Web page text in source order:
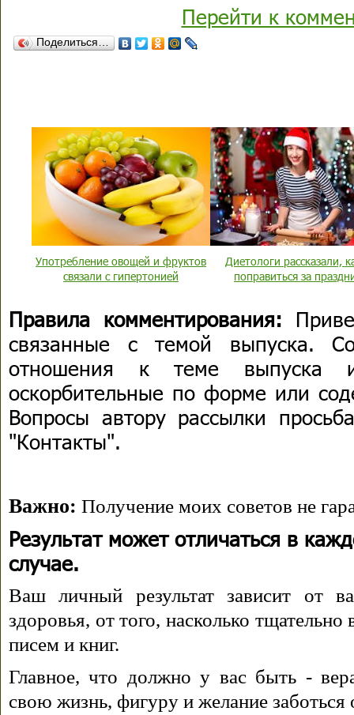
Перейти к
Поделиться…
Употребление овощей и фруктов
связали с гипертонией
Диетологи рассказали,
поправиться за
Правила комментирования:
связанные с темой выпуска.
отношения к теме выпуска
оскорбительные по форме или
Вопросы автору рассылки
"Контакты".
Важно: Получение моих советов не
Результат может отличаться в
случае.
Ваш личный результат зависит от
здоровья, от того, насколько
писем и книг.
Главное, что должно у вас быть -
свою жизнь, фигуру и желание заботься